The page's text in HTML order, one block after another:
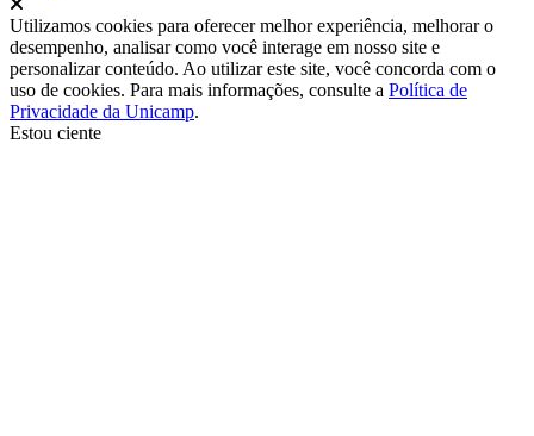
Utilizamos cookies para oferecer melhor experiência, melhorar o
desempenho, analisar como você interage em nosso site e
personalizar conteúdo. Ao utilizar este site, você concorda com o
uso de cookies. Para mais informações, consulte a Política de
Privacidade da Unicamp.
Estou ciente